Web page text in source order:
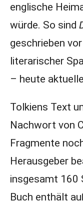
englische
würde. So sind
geschrieben
literarischer
– heute
Tolkiens Text
Nachwort von
Fragmente
Herausgeber
insgesamt 160
Buch enthält